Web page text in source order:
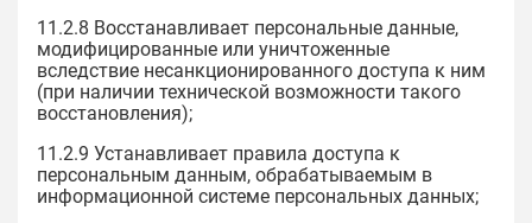
11.2.8 Восстанавливает персональные данные,
модифицированные или уничтоженные
вследствие несанкционированного доступа к ним
(при наличии технической возможности такого
восстановления);
11.2.9 Устанавливает правила доступа к
персональным данным, обрабатываемым в
информационной системе персональных данных;